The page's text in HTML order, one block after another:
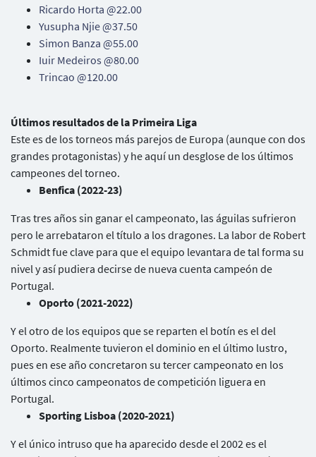
Ricardo Horta @22.00
Yusupha Njie @37.50
Simon Banza @55.00
Iuir Medeiros @80.00
Trincao @120.00
Últimos resultados de la Primeira Liga
Este es de los torneos más parejos de Europa (aunque con dos
grandes protagonistas) y he aquí un desglose de los últimos
campeones del torneo.
Benfica (2022-23)
Tras tres años sin ganar el campeonato, las águilas sufrieron
pero le arrebataron el título a los dragones. La labor de Robert
Schmidt fue clave para que el equipo levantara de tal forma su
nivel y así pudiera decirse de nueva cuenta campeón de
Portugal.
Oporto (2021-2022)
Y el otro de los equipos que se reparten el botín es el del
Oporto. Realmente tuvieron el dominio en el último lustro,
pues en ese año concretaron su tercer campeonato en los
últimos cinco campeonatos de competición liguera en
Portugal.
Sporting Lisboa (2020-2021)
Y el único intruso que ha aparecido desde el 2002 es el